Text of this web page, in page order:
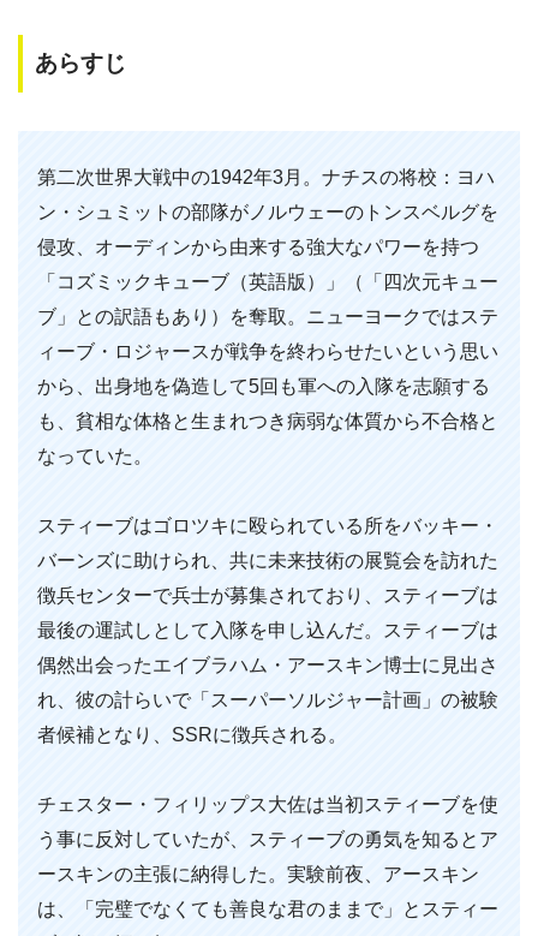
あらすじ
第二次世界大戦中の1942年3月。ナチスの将校：ヨハ
ン・シュミットの部隊がノルウェーのトンスベルグを
侵攻、オーディンから由来する強大なパワーを持つ
「コズミックキューブ（英語版）」（「四次元キュー
ブ」との訳語もあり）を奪取。ニューヨークではステ
ィーブ・ロジャースが戦争を終わらせたいという思い
から、出身地を偽造して5回も軍への入隊を志願する
も、貧相な体格と生まれつき病弱な体質から不合格と
なっていた。
スティーブはゴロツキに殴られている所をバッキー・
バーンズに助けられ、共に未来技術の展覧会を訪れた
徴兵センターで兵士が募集されており、スティーブは
最後の運試しとして入隊を申し込んだ。スティーブは
偶然出会ったエイブラハム・アースキン博士に見出さ
れ、彼の計らいで「スーパーソルジャー計画」の被験
者候補となり、SSRに徴兵される。
チェスター・フィリップス大佐は当初スティーブを使
う事に反対していたが、スティーブの勇気を知るとア
ースキンの主張に納得した。実験前夜、アースキン
は、「完璧でなくても善良な君のままで」とスティー